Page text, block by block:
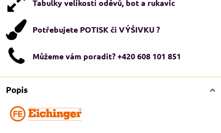
Tabulky velikostí oděvů, bot a rukavic
Potřebujete POTISK či VÝŠIVKU ?
Můžeme vám poradit? +420 608 101 851
Popis